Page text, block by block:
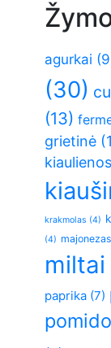
agurkai
(30)
(13)
grietinė
krakmolas (4)
(4) majonezas
miltai
paprika (7)